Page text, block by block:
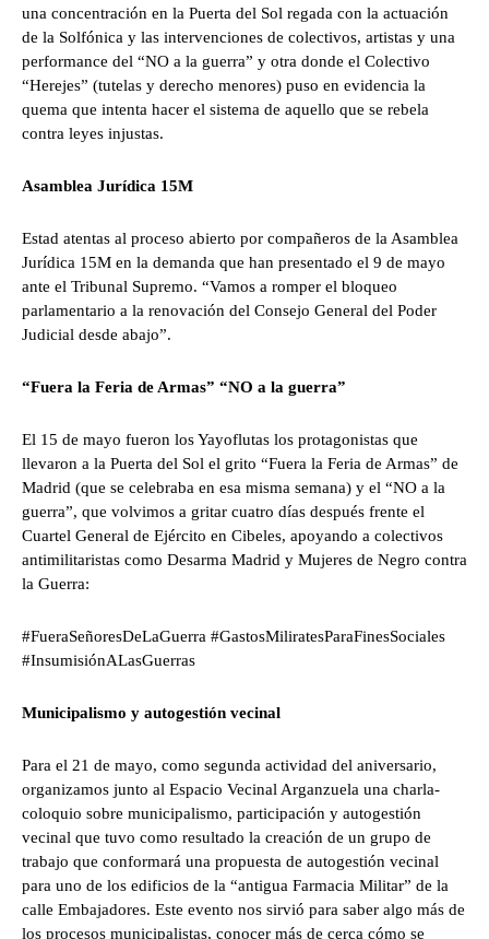
una concentración en la Puerta del Sol regada con la actuación
de la Solfónica y las intervenciones de colectivos, artistas y una
performance del “NO a la guerra” y otra donde el Colectivo
“Herejes” (tutelas y derecho menores) puso en evidencia la
quema que intenta hacer el sistema de aquello que se rebela
contra leyes injustas.
Asamblea Jurídica 15M
Estad atentas al proceso abierto por compañeros de la Asamblea
Jurídica 15M en la demanda que han presentado el 9 de mayo
ante el Tribunal Supremo. “Vamos a romper el bloqueo
parlamentario a la renovación del Consejo General del Poder
Judicial desde abajo”.
“Fuera la Feria de Armas” “NO a la guerra”
El 15 de mayo fueron los Yayoflutas los protagonistas que
llevaron a la Puerta del Sol el grito “Fuera la Feria de Armas” de
Madrid (que se celebraba en esa misma semana) y el “NO a la
guerra”, que volvimos a gritar cuatro días después frente el
Cuartel General de Ejército en Cibeles, apoyando a colectivos
antimilitaristas como Desarma Madrid y Mujeres de Negro contra
la Guerra:
#FueraSeñoresDeLaGuerra #GastosMiliratesParaFinesSociales
#InsumisiónALasGuerras
Municipalismo y autogestión vecinal
Para el 21 de mayo, como segunda actividad del aniversario,
organizamos junto al Espacio Vecinal Arganzuela una charla-
coloquio sobre municipalismo, participación y autogestión
vecinal que tuvo como resultado la creación de un grupo de
trabajo que conformará una propuesta de autogestión vecinal
para uno de los edificios de la “antigua Farmacia Militar” de la
calle Embajadores. Este evento nos sirvió para saber algo más de
los procesos municipalistas, conocer más de cerca cómo se